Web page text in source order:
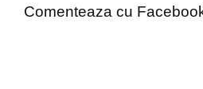
Comenteaza cu